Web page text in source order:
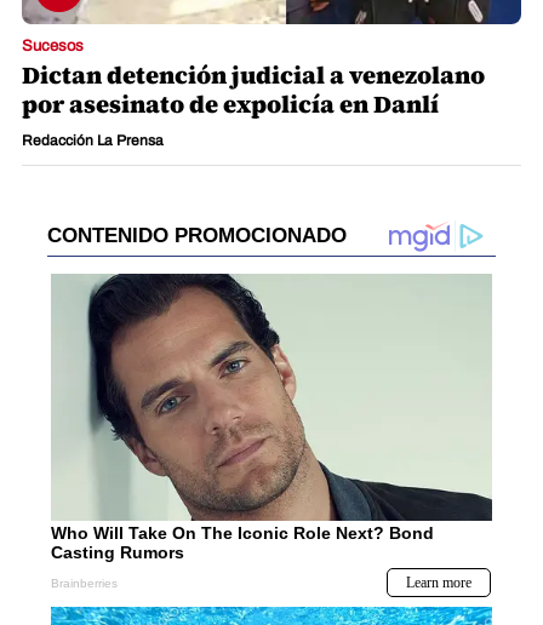
Sucesos
Dictan detención judicial a venezolano
por asesinato de expolicía en Danlí
Redacción La Prensa